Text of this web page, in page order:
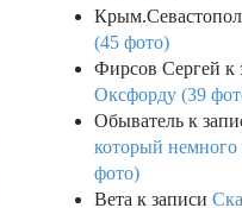
(45 фото)
Фирсов Сергей к
Оксфорду (39
Обыватель к
который немного
фото)
Вета к записи